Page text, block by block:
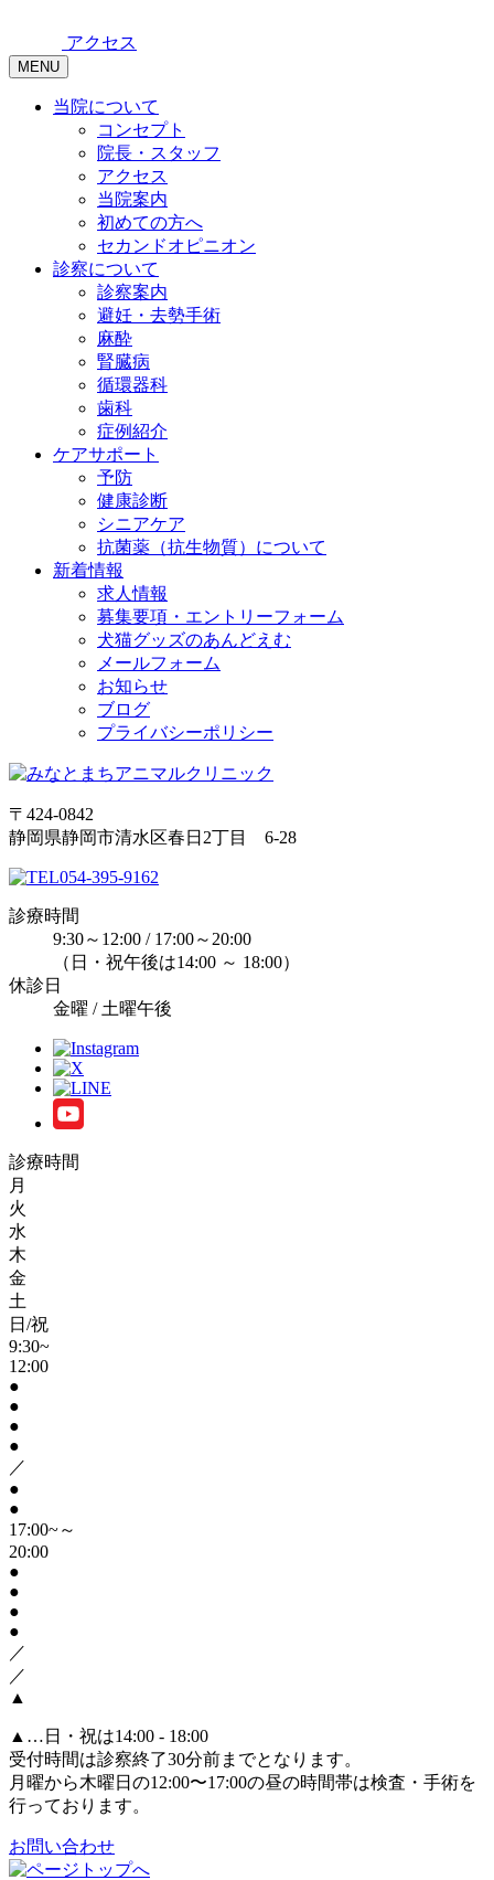
アクセス
MENU
当院について
コンセプト
院長・スタッフ
アクセス
当院案内
初めての方へ
セカンドオピニオン
診察について
診察案内
避妊・去勢手術
麻酔
腎臓病
循環器科
歯科
症例紹介
ケアサポート
予防
健康診断
シニアケア
抗菌薬（抗生物質）について
新着情報
求人情報
募集要項・エントリーフォーム
犬猫グッズのあんどえむ
メールフォーム
お知らせ
ブログ
プライバシーポリシー
〒424-0842
静岡県静岡市清水区春日2丁目 6-28
054-395-9162
診療時間
9:30～12:00 / 17:00～20:00
（日・祝午後は14:00 ～ 18:00）
休診日
金曜 / 土曜午後
診療時間
月
火
水
木
金
土
日/祝
9:30~
12:00
●
●
●
●
／
●
●
17:00~～
20:00
●
●
●
●
／
／
▲
▲ …日・祝は14:00 - 18:00
受付時間は診察終了30分前までとなります。
月曜から木曜日の12:00〜17:00の昼の時間帯は検査・手術を
行っております。
お問い合わせ